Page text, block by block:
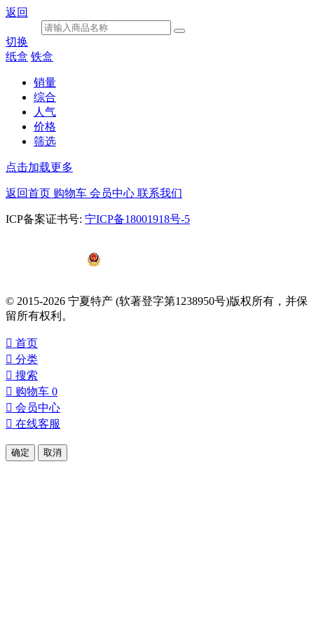
返回
切换
纸盒 铁盒
销量
综合
人气
价格
筛选
点击加载更多
返回首页 购物车 会员中心 联系我们
ICP备案证书号: 宁ICP备18001918号-5
© 2015-2026 宁夏特产 (软著登字第1238950号)版权所有，并保
留所有权利。
 首页
 分类
 搜索
 购物车 0
 会员中心
 在线客服
确定 取消